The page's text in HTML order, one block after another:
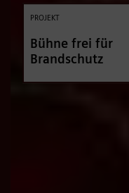
PROJEKT
Bühne frei für
Brandschutz